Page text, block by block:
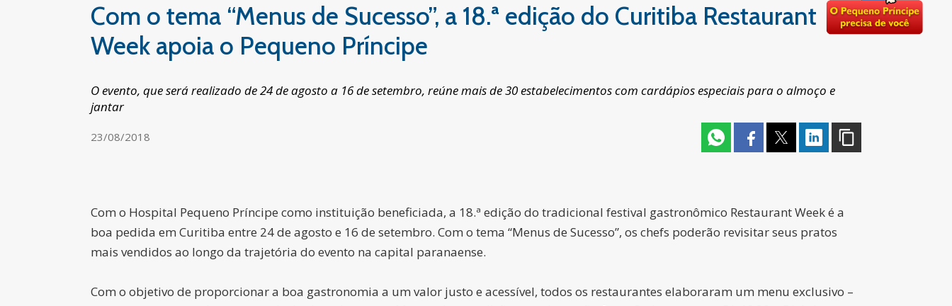
Com o tema “Menus de Sucesso”, a 18.ª edição do Curitiba Restaurant
Week apoia o Pequeno Príncipe
O evento, que será realizado de 24 de agosto a 16 de setembro, reúne mais de 30 estabelecimentos com cardápios especiais para o almoço e
jantar
23/08/2018
Com o Hospital Pequeno Príncipe como instituição beneficiada, a 18.ª edição do tradicional festival gastronômico Restaurant Week é a
boa pedida em Curitiba entre 24 de agosto e 16 de setembro. Com o tema “Menus de Sucesso”, os chefs poderão revisitar seus pratos
mais vendidos ao longo da trajetória do evento na capital paranaense.
Com o objetivo de proporcionar a boa gastronomia a um valor justo e acessível, todos os restaurantes elaboraram um menu exclusivo –